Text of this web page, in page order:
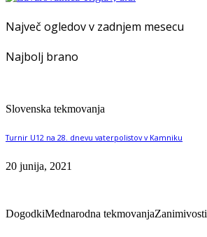
Največ ogledov v zadnjem mesecu
Najbolj brano
Slovenska tekmovanja
Turnir U12 na 28. dnevu vaterpolistov v Kamniku
20 junija, 2021
DogodkiMednarodna tekmovanjaZanimivosti